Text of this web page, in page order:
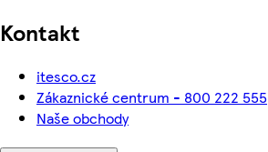
Kontakt
itesco.cz
Zákaznické centrum - 800 222 555
Naše obchody